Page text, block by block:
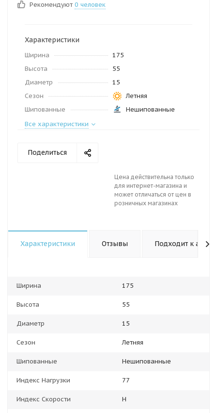
Рекомендуют 0 человек
Характеристики
Ширина
175
Высота
55
Диаметр
15
Сезон
Летняя
Шипованные
Нешипованные
Все характеристики
Поделиться
Цена действительна только
для интернет-магазина и
может отличаться от цен в
розничных магазинах
Характеристики Отзывы Подходит к авто
Ширина 175
Высота 55
Диаметр 15
Сезон Летняя
Шипованные Нешипованные
Индекс Нагрузки 77
Индекс Скорости H